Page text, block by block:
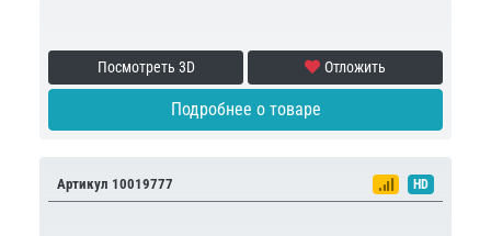
Посмотреть 3D Отложить
Подробнее о товаре
Артикул 10019777 HD